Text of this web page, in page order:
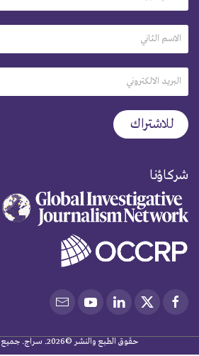
شركاؤنا
حقوق الطبع والنشر ©2026. سراج. جميع الحقوق محفوظة